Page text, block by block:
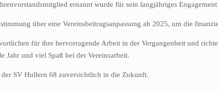
ernannt wurde für sein langjähriges
über eine Vereinsbeitragsanpassung ab 2025, um die
für ihre hervorragende Arbeit in der Vergangenheit und
Jahr und viel Spaß bei der Vereinsarbeit.
SV Hullern 68 zuversichtlich in die Zukunft.